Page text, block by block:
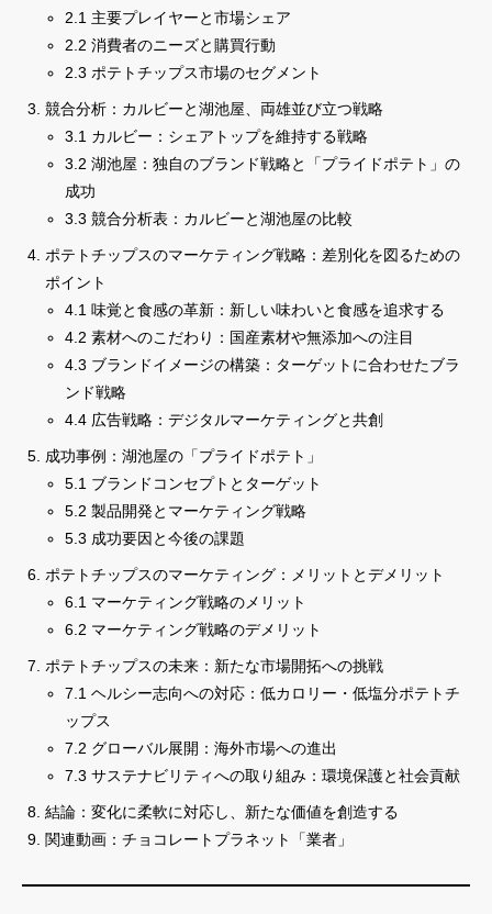
2.1 主要プレイヤーと市場シェア
2.2 消費者のニーズと購買行動
2.3 ポテトチップス市場のセグメント
競合分析：カルビーと湖池屋、両雄並び立つ戦略
3.1 カルビー：シェアトップを維持する戦略
3.2 湖池屋：独自のブランド戦略と「プライドポテト」の
成功
3.3 競合分析表：カルビーと湖池屋の比較
ポテトチップスのマーケティング戦略：差別化を図るための
ポイント
4.1 味覚と食感の革新：新しい味わいと食感を追求する
4.2 素材へのこだわり：国産素材や無添加への注目
4.3 ブランドイメージの構築：ターゲットに合わせたブラ
ンド戦略
4.4 広告戦略：デジタルマーケティングと共創
成功事例：湖池屋の「プライドポテト」
5.1 ブランドコンセプトとターゲット
5.2 製品開発とマーケティング戦略
5.3 成功要因と今後の課題
ポテトチップスのマーケティング：メリットとデメリット
6.1 マーケティング戦略のメリット
6.2 マーケティング戦略のデメリット
ポテトチップスの未来：新たな市場開拓への挑戦
7.1 ヘルシー志向への対応：低カロリー・低塩分ポテトチ
ップス
7.2 グローバル展開：海外市場への進出
7.3 サステナビリティへの取り組み：環境保護と社会貢献
結論：変化に柔軟に対応し、新たな価値を創造する
関連動画：チョコレートプラネット「業者」